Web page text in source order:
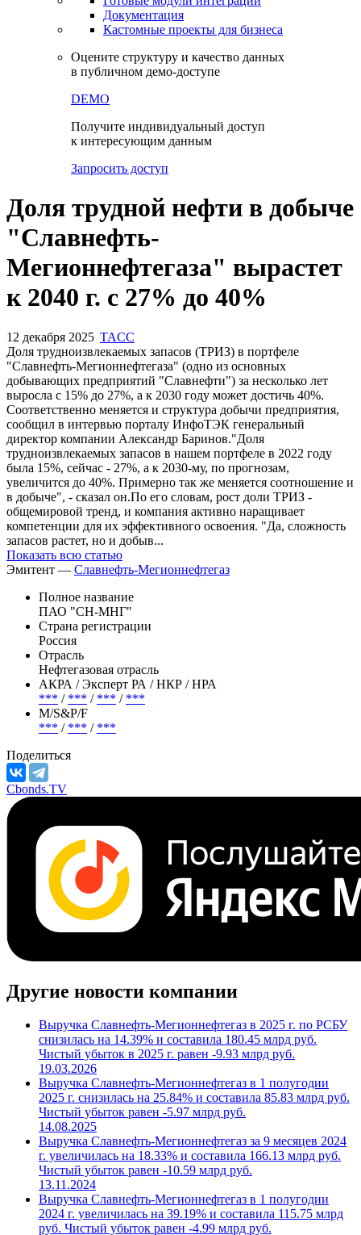
Документация
Кастомные проекты для бизнеса
Оцените структуру и качество данных
в публичном демо-доступе
DEMO
Получите индивидуальный доступ
к интересующим данным
Запросить доступ
Доля трудной нефти в добыче
"Славнефть-
Мегионнефтегаза" вырастет
к 2040 г. с 27% до 40%
12 декабря 2025 TACC
Доля трудноизвлекаемых запасов (ТРИЗ) в портфеле
"Славнефть-Мегионнефтегаза" (одно из основных
добывающих предприятий "Славнефти") за несколько лет
выросла с 15% до 27%, а к 2030 году может достичь 40%.
Соответственно меняется и структура добычи предприятия,
сообщил в интервью порталу ИнфоТЭК генеральный
директор компании Александр Баринов."Доля
трудноизвлекаемых запасов в нашем портфеле в 2022 году
была 15%, сейчас - 27%, а к 2030-му, по прогнозам,
увеличится до 40%. Примерно так же меняется соотношение и
в добыче", - сказал он.По его словам, рост доли ТРИЗ -
общемировой тренд, и компания активно наращивает
компетенции для их эффективного освоения. "Да, сложность
запасов растет, но и добыв...
Показать всю статью
Эмитент — Славнефть-Мегионнефтегаз
Полное название
ПАО "СН-МНГ"
Страна регистрации
Россия
Отрасль
Нефтегазовая отрасль
АКРА / Эксперт РА / НКР / НРА
*** / *** / *** / ***
М/S&P/F
*** / *** / ***
Поделиться
Cbonds.TV
Другие новости компании
Выручка Славнефть-Мегионнефтегаз в 2025 г. по РСБУ
снизилась на 14.39% и составила 180.45 млрд руб.
Чистый убыток в 2025 г. равен -9.93 млрд руб.
19.03.2026
Выручка Славнефть-Мегионнефтегаз в 1 полугодии
2025 г. снизилась на 25.84% и составила 85.83 млрд руб.
Чистый убыток равен -5.97 млрд руб.
14.08.2025
Выручка Славнефть-Мегионнефтегаз за 9 месяцев 2024
г. увеличилась на 18.33% и составила 166.13 млрд руб.
Чистый убыток равен -10.59 млрд руб.
13.11.2024
Выручка Славнефть-Мегионнефтегаз в 1 полугодии
2024 г. увеличилась на 39.19% и составила 115.75 млрд
руб. Чистый убыток равен -4.99 млрд руб.